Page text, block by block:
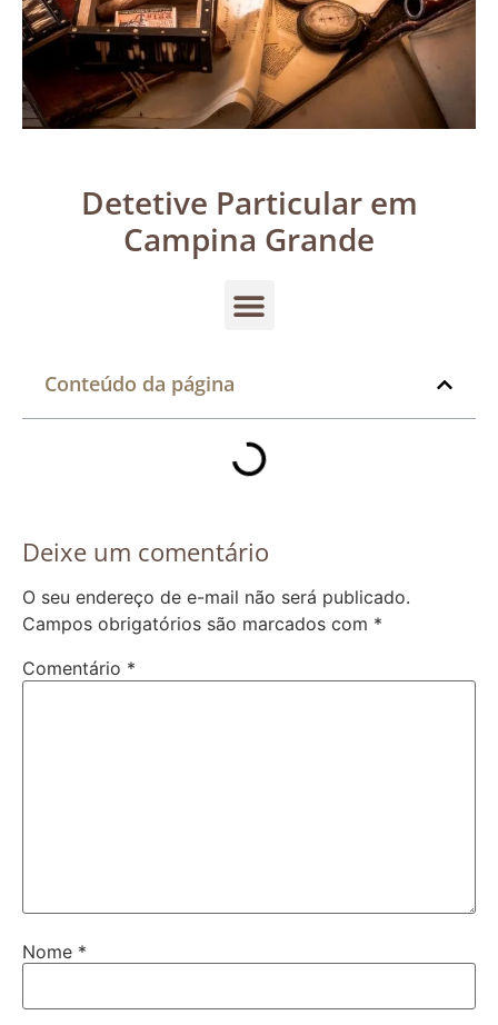
Detetive Particular em
Campina Grande
Conteúdo da página
Deixe um comentário
O seu endereço de e-mail não será publicado.
Campos obrigatórios são marcados com *
Comentário *
Nome *